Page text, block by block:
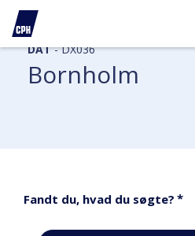
DAT- DX036
Bornholm
Fandt du, hvad du søgte? *